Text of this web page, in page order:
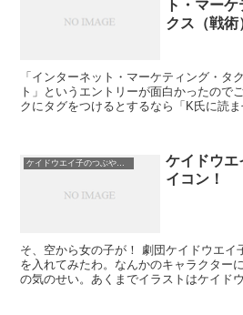
ト・マー
クス（戦術
「インターネット・マーケティング・タ
ト」というエントリーが面白かったのでご紹介し
クにタグをつけるとするなら「K氏に読ま
ケイドウエイ子のつぶやき日記
ケイドウ
イコン！
そ、空から女の子が！ 劇団ケイドウエイ子、今日はいつも以上に力
を入れてみたわ。なんかのキャラクター
の気のせい。あくまでイラストはケイドウエイ子よ